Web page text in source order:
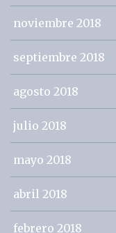
noviembre 2018
septiembre 2018
agosto 2018
julio 2018
mayo 2018
abril 2018
febrero 2018